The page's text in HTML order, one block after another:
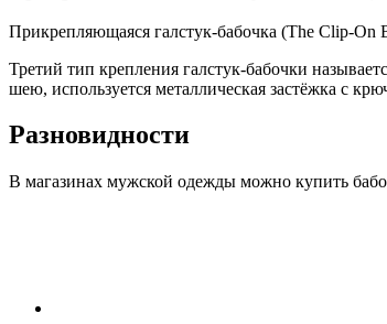
Прикрепляющаяся галстук-бабочка (The Clip-On
Третий тип крепления галстук-бабочки
шею, используется металлическая застёжка с
Разновидности
В магазинах мужской одежды можно купить